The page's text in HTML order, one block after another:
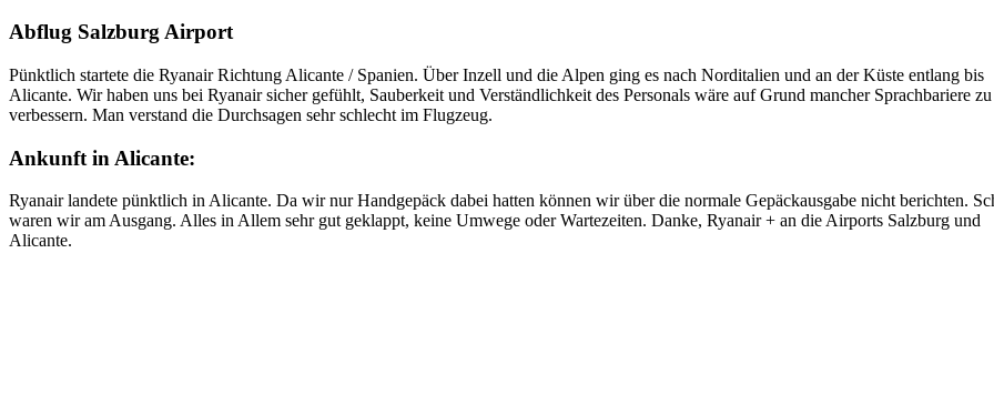
Abflug Salzburg Airport
Pünktlich startete die Ryanair Richtung Alicante / Spanien. Über Inzell und die Alpen ging es nach Norditalien und an der Küste entlang bis
Alicante. Wir haben uns bei Ryanair sicher gefühlt, Sauberkeit und Verständlichkeit des Personals wäre auf Grund mancher Sprachbariere zu
verbessern. Man verstand die Durchsagen sehr schlecht im Flugzeug.
Ankunft in Alicante:
Ryanair landete pünktlich in Alicante. Da wir nur Handgepäck dabei hatten können wir über die normale Gepäckausgabe nicht berichten.
waren wir am Ausgang. Alles in Allem sehr gut geklappt, keine Umwege oder Wartezeiten. Danke, Ryanair + an die Airports Salzburg und
Alicante.